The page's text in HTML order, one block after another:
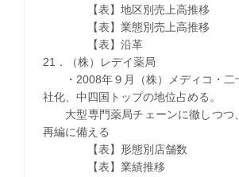
【表】地区別売上高推移
【表】業態別売上高推移
【表】沿革
21．（株）レデイ薬局
・2008年９月（株）メディコ・二
社化、中四国トップの地位占める。
大型専門薬局チェーンに徹しつつ
再編に備える
【表】形態別店舗数
【表】業績推移